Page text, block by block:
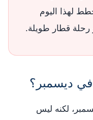
لهذا اليوم
رحلة قطار طويلة.
في ديسمبر؟
لكنه ليس